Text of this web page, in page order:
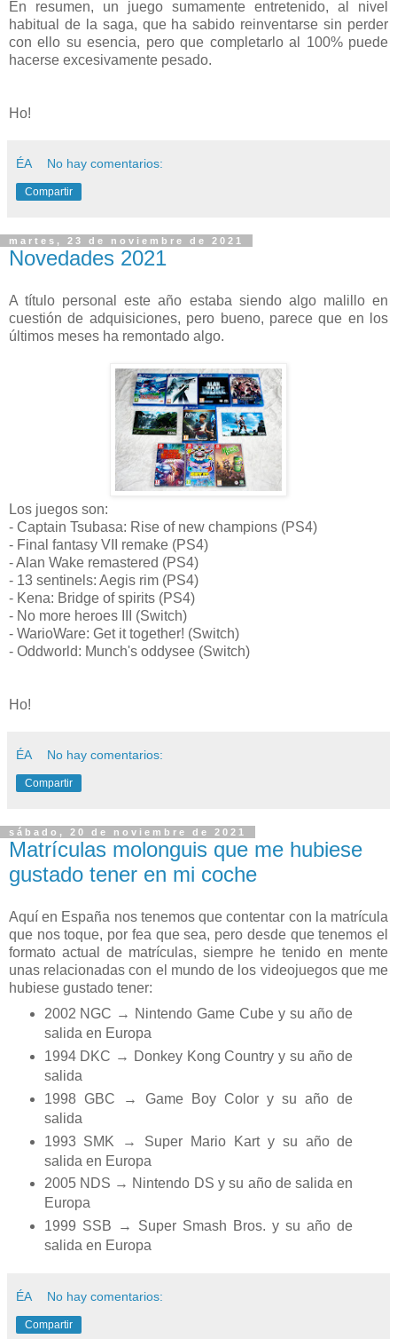
En resumen, un juego sumamente entretenido, al nivel
habitual de la saga, que ha sabido reinventarse sin perder
con ello su esencia, pero que completarlo al 100% puede
hacerse excesivamente pesado.
Ho!
ÉA No hay comentarios:
Compartir
martes, 23 de noviembre de 2021
Novedades 2021
A título personal este año estaba siendo algo malillo en
cuestión de adquisiciones, pero bueno, parece que en los
últimos meses ha remontado algo.
Los juegos son:
- Captain Tsubasa: Rise of new champions (PS4)
- Final fantasy VII remake (PS4)
- Alan Wake remastered (PS4)
- 13 sentinels: Aegis rim (PS4)
- Kena: Bridge of spirits (PS4)
- No more heroes III (Switch)
- WarioWare: Get it together! (Switch)
- Oddworld: Munch's oddysee (Switch)
Ho!
ÉA No hay comentarios:
Compartir
sábado, 20 de noviembre de 2021
Matrículas molonguis que me hubiese
gustado tener en mi coche
Aquí en España nos tenemos que contentar con la matrícula
que nos toque, por fea que sea, pero desde que tenemos el
formato actual de matrículas, siempre he tenido en mente
unas relacionadas con el mundo de los videojuegos que me
hubiese gustado tener:
2002 NGC → Nintendo Game Cube y su año de
salida en Europa
1994 DKC → Donkey Kong Country y su año de
salida
1998 GBC → Game Boy Color y su año de
salida
1993 SMK → Super Mario Kart y su año de
salida en Europa
2005 NDS → Nintendo DS y su año de salida en
Europa
1999 SSB → Super Smash Bros. y su año de
salida en Europa
ÉA No hay comentarios:
Compartir